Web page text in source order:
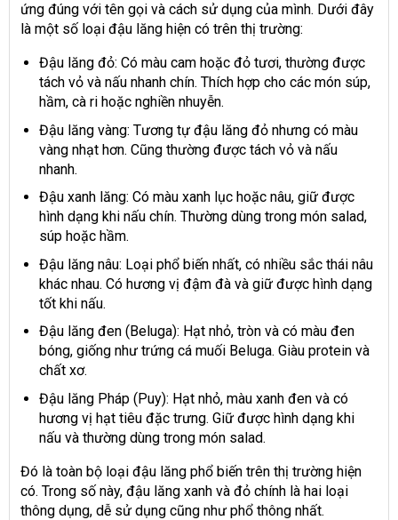
ứng đúng với tên gọi và cách sử dụng của mình. Dưới đây
là một số loại đậu lăng hiện có trên thị trường:
Đậu lăng đỏ: Có màu cam hoặc đỏ tươi, thường được
tách vỏ và nấu nhanh chín. Thích hợp cho các món súp,
hầm, cà ri hoặc nghiền nhuyễn.
Đậu lăng vàng: Tương tự đậu lăng đỏ nhưng có màu
vàng nhạt hơn. Cũng thường được tách vỏ và nấu
nhanh.
Đậu xanh lăng: Có màu xanh lục hoặc nâu, giữ được
hình dạng khi nấu chín. Thường dùng trong món salad,
súp hoặc hầm.
Đậu lăng nâu: Loại phổ biến nhất, có nhiều sắc thái nâu
khác nhau. Có hương vị đậm đà và giữ được hình dạng
tốt khi nấu.
Đậu lăng đen (Beluga): Hạt nhỏ, tròn và có màu đen
bóng, giống như trứng cá muối Beluga. Giàu protein và
chất xơ.
Đậu lăng Pháp (Puy): Hạt nhỏ, màu xanh đen và có
hương vị hạt tiêu đặc trưng. Giữ được hình dạng khi
nấu và thường dùng trong món salad.
Đó là toàn bộ loại đậu lăng phổ biến trên thị trường hiện
có. Trong số này, đậu lăng xanh và đỏ chính là hai loại
thông dụng, dễ sử dụng cũng như phổ thông nhất.